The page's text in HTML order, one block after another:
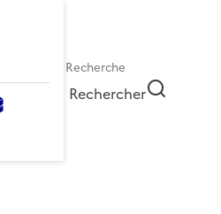
Rechercher